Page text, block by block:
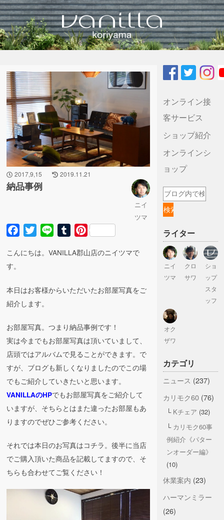
2017,9,15 2019.11.21
納品事例
ニイ
ツマ
Facebook
Twitter Line TumblrPinterest
こんにちは。VANILLA郡山店のニイツマで
す。
本日はお客様からいただいたお部屋写真をご
紹介します。
お部屋写真。つまり納品事例です！
実は今までもお部屋写真は頂いていまして、
店頭ではアルバムで見ることができます。で
すが、ブログも新しくなりましたのでこの場
でもご紹介していきたいと思います。
VANILLAのHPでもお部屋写真をご紹介して
いますが、そちらとはまた違ったお部屋もあ
りますのでぜひご参考ください。
それでは本日のお写真はコチラ。後半に当店
でご購入頂いた商品を記載してますので、そ
ちらも合わせてご覧ください！
オンライン接
客サービス
ショップ紹介
オンラインシ
ョップ
ライター
ニイ
ツマ
クロ
サワ
ショ
ップ
スタ
ッフ
オク
ザワ
カテゴリ
ニュース (237)
カリモク60(76)
Kチェア (32)
カリモク60事
例紹介《パター
ンオーダー編》
(10)
休業案内 (23)
ハーマンミラー
(26)